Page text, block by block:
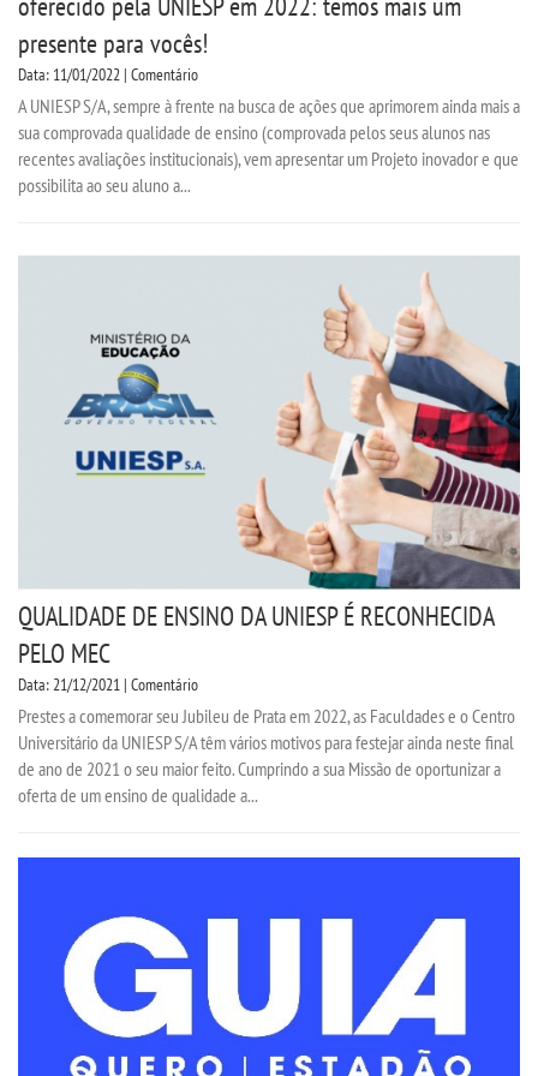
CONTATO
IMPRENSA
TRABALHE CONOSCO
OUVIDORIA
presente para vocês!
Data: 11/01/2022 | Comentário
A UNIESP S/A, sempre à frente na busca de ações que aprimorem ainda mais a
sua comprovada qualidade de ensino (comprovada pelos seus alunos nas
recentes avaliações institucionais), vem apresentar um Projeto inovador e que
possibilita ao seu aluno a...
QUALIDADE DE ENSINO DA UNIESP É RECONHECIDA
PELO MEC
Data: 21/12/2021 | Comentário
Prestes a comemorar seu Jubileu de Prata em 2022, as Faculdades e o Centro
Universitário da UNIESP S/A têm vários motivos para festejar ainda neste final
de ano de 2021 o seu maior feito. Cumprindo a sua Missão de oportunizar a
oferta de um ensino de qualidade a...